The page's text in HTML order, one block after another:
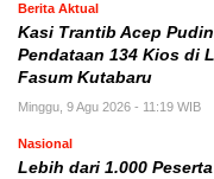
Berita Aktual
Kasi Trantib Acep
Pendataan 134 Kios di
Fasum Kutabaru
Minggu, 9 Agu 2026 - 11:19 WIB
Nasional
Lebih dari 1.000